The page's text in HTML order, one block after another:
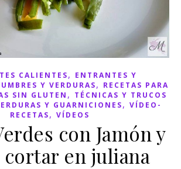
CALIENTES, ENTRANTES Y
Y VERDURAS, RECETAS PARA
SIN GLUTEN , TÉCNICAS Y TRUCOS
Y GUARNICIONES, VÍDEO-
RECETAS, VÍDEOS
con Jamón y
en juliana